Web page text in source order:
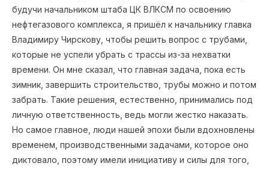
будучи начальником штаба ЦК ВЛКСМ по освоению
нефтегазового комплекса, я пришёл к начальнику главка
Владимиру Чирскову, чтобы решить вопрос с трубами,
которые не успели убрать с трассы из-за нехватки
времени. Он мне сказал, что главная задача, пока есть
зимник, завершить строительство, трубы можно и потом
забрать. Такие решения, естественно, принимались под
личную ответственность, ведь могли жестко наказать.
Но самое главное, люди нашей эпохи были вдохновлены
временем, производственными задачами, которое оно
диктовало, поэтому имели инициативу и силы для того,